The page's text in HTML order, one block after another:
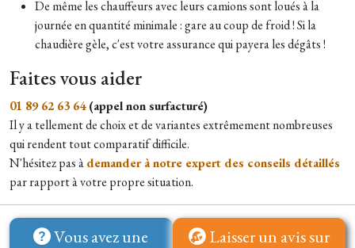
De même les chauffeurs avec leurs camions sont loués à la
journée en quantité minimale : gare au coup de froid ! Si la
chaudière gèle, c'est votre assurance qui payera les dégâts !
Faites vous aider
01 89 62 63 64(appel non surfacturé)
Il y a tellement de choix et de variantes extrêmement nombreuses
qui rendent tout comparatif difficile.
N'hésitez pas àdemander à notre expert des conseils détaillés
par rapport à votre propre situation.
Vous avez une
Laisser un avis sur